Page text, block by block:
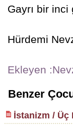
Gayrı bir
Hürdemi
Ekleyen
Benzer
İstanizm / Üç